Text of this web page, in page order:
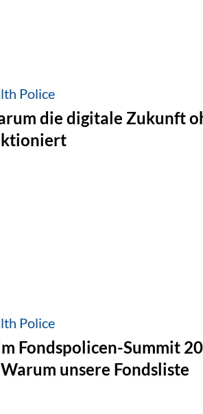
Police
die digitale Zukunft
Police
Fondspolicen-Summit
unsere Fondsliste